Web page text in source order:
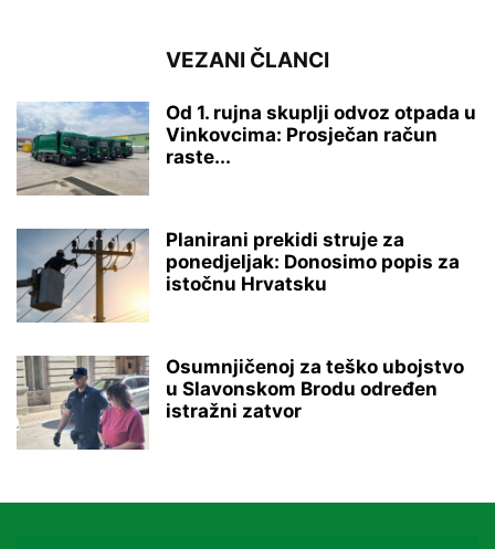
VEZANI ČLANCI
Od 1. rujna skuplji odvoz otpada u
Vinkovcima: Prosječan račun
raste...
Planirani prekidi struje za
ponedjeljak: Donosimo popis za
istočnu Hrvatsku
Osumnjičenoj za teško ubojstvo
u Slavonskom Brodu određen
istražni zatvor